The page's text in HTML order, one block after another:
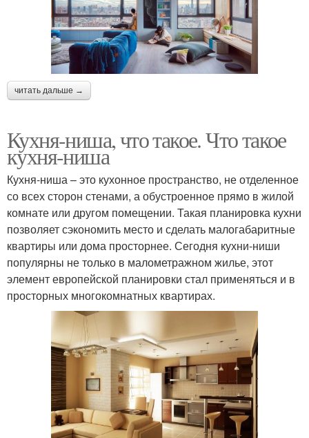
читать дальше →
Кухня-ниша, что такое. Что такое
кухня-ниша
Кухня-ниша – это кухонное пространство, не отделенное
со всех сторон стенами, а обустроенное прямо в жилой
комнате или другом помещении. Такая планировка кухни
позволяет сэкономить место и сделать малогабаритные
квартиры или дома просторнее. Сегодня кухни-ниши
популярны не только в малометражном жилье, этот
элемент европейской планировки стал применяться и в
просторных многокомнатных квартирах.